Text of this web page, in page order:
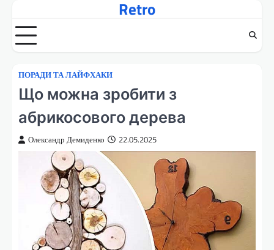
вмісту
Retro
ПОРАДИ ТА ЛАЙФХАКИ
Що можна зробити з
абрикосового дерева
Олександр Демиденко 22.05.2025